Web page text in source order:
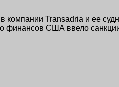
Transadria и ее
США ввело